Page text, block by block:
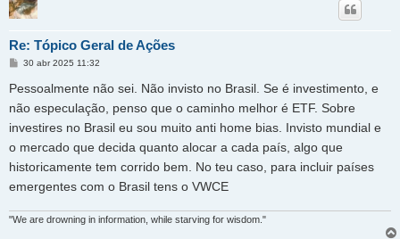
Re: Tópico Geral de Ações
M
s
a
g
e
30 abr 2025 11:32
Pessoalmente não sei. Não invisto no Brasil. Se é investimento, e
não especulação, penso que o caminho melhor é ETF. Sobre
investires no Brasil eu sou muito anti home bias. Invisto mundial e
o mercado que decida quanto alocar a cada país, algo que
historicamente tem corrido bem. No teu caso, para incluir países
emergentes com o Brasil tens o VWCE
"We are drowning in information, while starving for wisdom."